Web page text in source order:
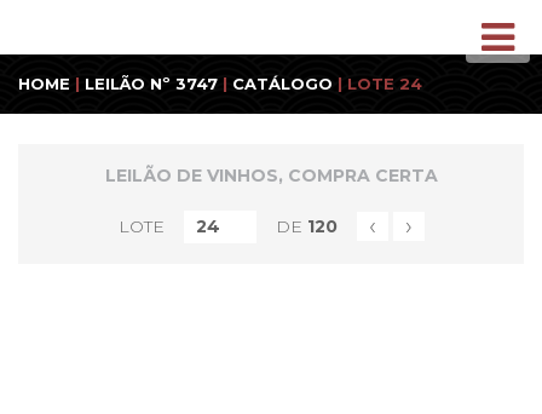
HOME | LEILÃO Nº 3747 | CATÁLOGO | LOTE 24
LEILÃO DE VINHOS, COMPRA CERTA
LOTE DE 120 ‹ ›